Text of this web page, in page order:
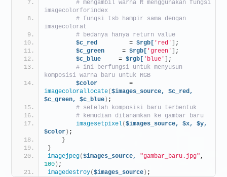
# mengambil warna R menggunakan fungsi
imagecolorforindex
# fungsi tsb hampir sama dengan
imagecolorat
# bedanya hanya return value
$c_red
         =
$rgb[ 'red'
;
$c_green
     =
$rgb[ 'green'
;
$c_blue
     =
$rgb[ 'blue'
;
# ini berfungsi untuk menyusun
komposisi warna baru untuk RGB
$color
         =
imagecolorallocate($images_source,
$c_red,
$c_green,
$c_blue) ;
# setelah komposisi baru terbentuk
# kemudian ditanamkan ke gambar baru
imagesetpixel($images_source, $x,
$y,
$color) ;
}
}
imagejpeg($images_source, "gambar_baru.jpg"
100) ;
imagedestroy($images_source) ;